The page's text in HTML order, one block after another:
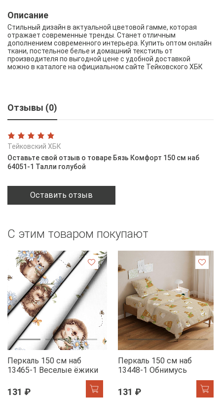
Описание
Стильный дизайн в актуальной цветовой гамме, которая
отражает современные тренды. Станет отличным
дополнением современного интерьера. Купить оптом онлайн
ткани, постельное белье и домашний текстиль от
производителя по выгодной цене с удобной доставкой
можно в каталоге на официальном сайте Тейковского ХБК
Отзывы (0)
Тейковский ХБК
Оставьте свой отзыв о товаре Бязь Комфорт 150 см наб
64051-1 Талли голубой
Оставить отзыв
С этим товаром покупают
Перкаль 150 см наб
13465-1 Веселые ёжики
131 ₽
Перкаль 150 см наб
13448-1 Обнимусь
131 ₽